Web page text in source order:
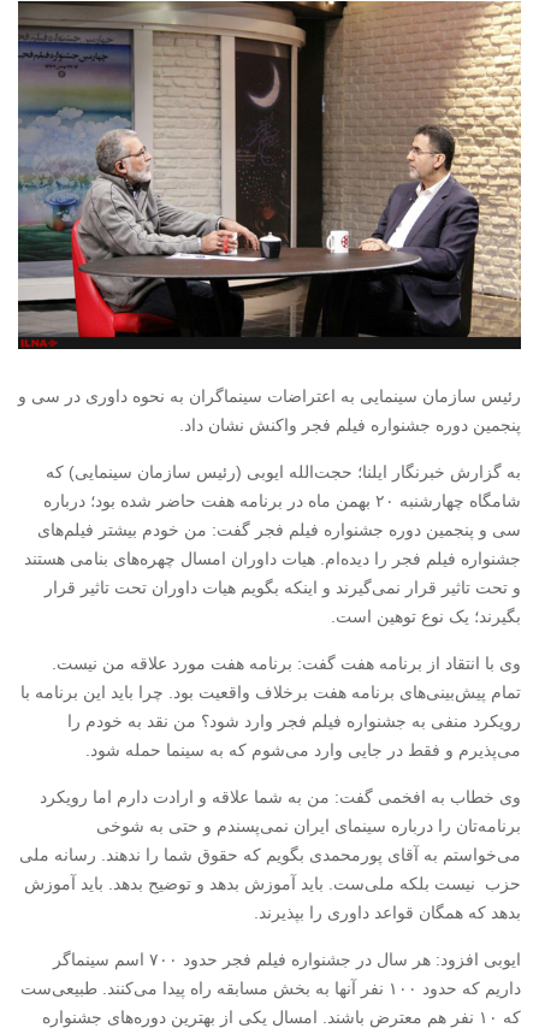
رئیس سازمان سینمایی به اعتراضات سینماگران به نحوه داوری در سی و
پنجمین دوره جشنواره فیلم فجر واکنش نشان داد.
به گزارش خبرنگار ایلنا؛ حجت‌الله ایوبی (رئیس سازمان سینمایی) که
شامگاه چهارشنبه ۲۰ بهمن ماه در برنامه هفت حاضر شده بود؛ درباره
سی و پنجمین دوره جشنواره فیلم فجر گفت: من خودم بیشتر فیلم‌های
جشنواره فیلم فجر را دیده‌ام. هیات داوران امسال چهره‌های بنامی هستند
و تحت تاثیر قرار نمی‌گیرند و اینکه بگویم هیات داوران تحت تاثیر قرار
بگیرند؛ یک نوع توهین است.
وی با انتقاد از برنامه هفت گفت: برنامه هفت مورد علاقه من نیست.
تمام پیش‌بینی‌های برنامه هفت برخلاف واقعیت بود. چرا باید این برنامه با
رویکرد منفی به جشنواره فیلم فجر وارد شود؟ من نقد به خودم را
می‌پذیرم و فقط در جایی وارد می‌شوم که به سینما حمله شود.
وی خطاب به افخمی گفت: من به شما علاقه و ارادت دارم اما رویکرد
برنامه‌تان را درباره سینمای ایران نمی‌پسندم و حتی به شوخی
می‌خواستم به آقای پورمحمدی بگویم که حقوق شما را ندهند. رسانه ملی
حزب نیست بلکه ملی‌ست. باید آموزش بدهد و توضیح بدهد. باید آموزش
بدهد که همگان قواعد داوری را بپذیرند.
ایوبی افزود: هر سال در جشنواره فیلم فجر حدود ۷۰۰ اسم سینماگر
داریم که حدود ۱۰۰ نفر آنها به بخش مسابقه راه پیدا می‌کنند. طبیعی‌ست
که ۱۰ نفر هم معترض باشند. امسال یکی از بهترین دوره‌های جشنواره